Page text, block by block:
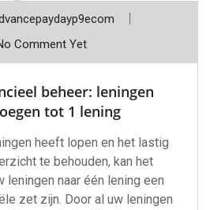
Comment Yet
beheer: leningen
tot 1 lening
heeft lopen en het lastig
te behouden, kan het
leningen naar één lening een
zet zijn. Door al uw leningen